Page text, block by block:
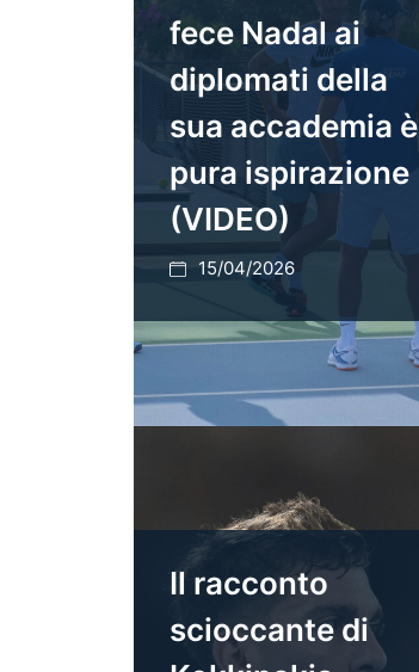
fece Nadal ai
diplomati della
sua accademia è
pura ispirazione
(VIDEO)
15/04/2026
Il racconto
scioccante di